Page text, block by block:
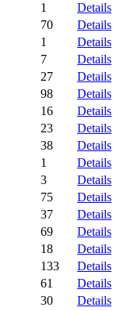
1
Details
70
Details
1
Details
7
Details
27
Details
98
Details
16
Details
23
Details
38
Details
1
Details
3
Details
75
Details
37
Details
69
Details
18
Details
133
Details
61
Details
30 Details